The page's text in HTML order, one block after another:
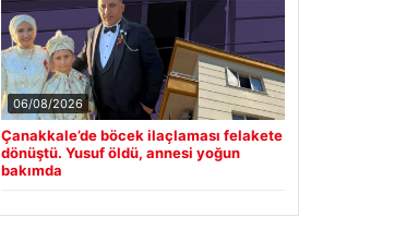
06/08/2026
Çanakkale’de böcek ilaçlaması felakete
dönüştü. Yusuf öldü, annesi yoğun
bakımda